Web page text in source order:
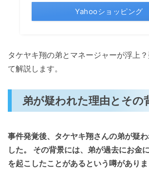
Yahooショッピング
タケヤキ翔の弟とマネージャーが浮上
て解説します。
弟が疑われた理由とその
事件発覚後、タケヤキ翔さんの弟が疑
した。 その背景には、弟が過去にお金
を起こしたことがあるという噂がありま